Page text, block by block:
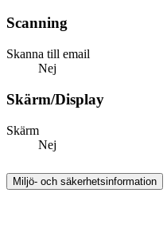
Scanning
Skanna till email
Nej
Skärm/Display
Skärm
Nej
Miljö- och säkerhetsinformation